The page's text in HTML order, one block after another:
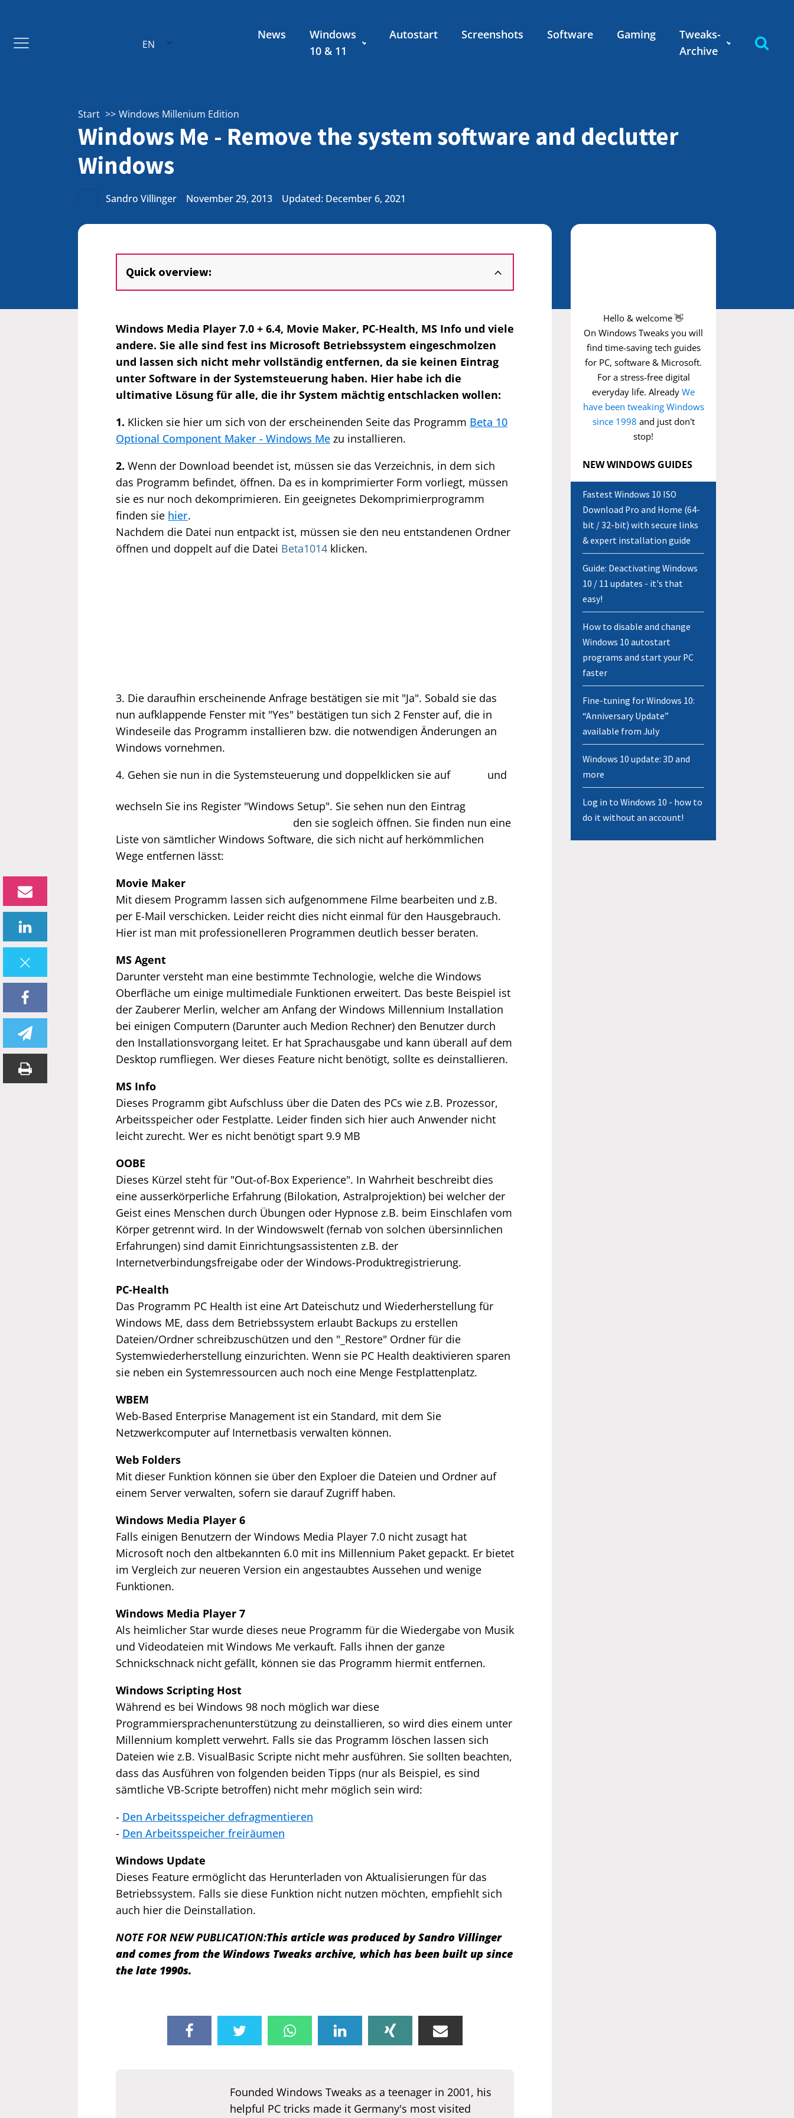
EN
News
Windows
10 & 11
Autostart Screenshots Software Gaming
Tweaks-
Archive
Start Windows Millenium Edition
Windows Me - Remove the system software and declutter
Windows
Sandro Villinger November 29, 2013 Updated: December 6, 2021
Quick overview:
Windows Media Player 7.0 + 6.4, Movie Maker, PC-Health, MS Info und viele
andere. Sie alle sind fest ins Microsoft Betriebssystem eingeschmolzen
und lassen sich nicht mehr vollständig entfernen, da sie keinen Eintrag
unter Software in der Systemsteuerung haben. Hier habe ich die
ultimative Lösung für alle, die ihr System mächtig entschlacken wollen:
1. Klicken sie hier um sich von der erscheinenden Seite das Programm Beta 10
Optional Component Maker - Windows Me zu installieren.
2. Wenn der Download beendet ist, müssen sie das Verzeichnis, in dem sich
das Programm befindet, öffnen. Da es in komprimierter Form vorliegt, müssen
sie es nur noch dekomprimieren. Ein geeignetes Dekomprimierprogramm
finden sie hier.
Nachdem die Datei nun entpackt ist, müssen sie den neu entstandenen Ordner
öffnen und doppelt auf die Datei Beta1014 klicken.
3. Die daraufhin erscheinende Anfrage bestätigen sie mit "Ja". Sobald sie das
nun aufklappende Fenster mit "Yes" bestätigen tun sich 2 Fenster auf, die in
Windeseile das Programm installieren bzw. die notwendigen Änderungen an
Windows vornehmen.
4. Gehen sie nun in die Systemsteuerung und doppelklicken sie auf
und
wechseln Sie ins Register "Windows Setup". Sie sehen nun den Eintrag
den sie sogleich öffnen. Sie finden nun eine
Liste von sämtlicher Windows Software, die sich nicht auf herkömmlichen
Wege entfernen lässt:
Movie Maker
Mit diesem Programm lassen sich aufgenommene Filme bearbeiten und z.B.
per E-Mail verschicken. Leider reicht dies nicht einmal für den Hausgebrauch.
Hier ist man mit professionelleren Programmen deutlich besser beraten.
MS Agent
Darunter versteht man eine bestimmte Technologie, welche die Windows
Oberfläche um einige multimediale Funktionen erweitert. Das beste Beispiel ist
der Zauberer Merlin, welcher am Anfang der Windows Millennium Installation
bei einigen Computern (Darunter auch Medion Rechner) den Benutzer durch
den Installationsvorgang leitet. Er hat Sprachausgabe und kann überall auf dem
Desktop rumfliegen. Wer dieses Feature nicht benötigt, sollte es deinstallieren.
MS Info
Dieses Programm gibt Aufschluss über die Daten des PCs wie z.B. Prozessor,
Arbeitsspeicher oder Festplatte. Leider finden sich hier auch Anwender nicht
leicht zurecht. Wer es nicht benötigt spart 9.9 MB
OOBE
Dieses Kürzel steht für "Out-of-Box Experience". In Wahrheit beschreibt dies
eine ausserkörperliche Erfahrung (Bilokation, Astralprojektion) bei welcher der
Geist eines Menschen durch Übungen oder Hypnose z.B. beim Einschlafen vom
Körper getrennt wird. In der Windowswelt (fernab von solchen übersinnlichen
Erfahrungen) sind damit Einrichtungsassistenten z.B. der
Internetverbindungsfreigabe oder der Windows-Produktregistrierung.
PC-Health
Das Programm PC Health ist eine Art Dateischutz und Wiederherstellung für
Windows ME, dass dem Betriebssystem erlaubt Backups zu erstellen
Dateien/Ordner schreibzuschützen und den "_Restore" Ordner für die
Systemwiederherstellung einzurichten. Wenn sie PC Health deaktivieren sparen
sie neben ein Systemressourcen auch noch eine Menge Festplattenplatz.
WBEM
Web-Based Enterprise Management ist ein Standard, mit dem Sie
Netzwerkcomputer auf Internetbasis verwalten können.
Web Folders
Mit dieser Funktion können sie über den Exploer die Dateien und Ordner auf
einem Server verwalten, sofern sie darauf Zugriff haben.
Windows Media Player 6
Falls einigen Benutzern der Windows Media Player 7.0 nicht zusagt hat
Microsoft noch den altbekannten 6.0 mit ins Millennium Paket gepackt. Er bietet
im Vergleich zur neueren Version ein angestaubtes Aussehen und wenige
Funktionen.
Windows Media Player 7
Als heimlicher Star wurde dieses neue Programm für die Wiedergabe von Musik
und Videodateien mit Windows Me verkauft. Falls ihnen der ganze
Schnickschnack nicht gefällt, können sie das Programm hiermit entfernen.
Windows Scripting Host
Während es bei Windows 98 noch möglich war diese
Programmiersprachenunterstützung zu deinstallieren, so wird dies einem unter
Millennium komplett verwehrt. Falls sie das Programm löschen lassen sich
Dateien wie z.B. VisualBasic Scripte nicht mehr ausführen. Sie sollten beachten,
dass das Ausführen von folgenden beiden Tipps (nur als Beispiel, es sind
sämtliche VB-Scripte betroffen) nicht mehr möglich sein wird:
- Den Arbeitsspeicher defragmentieren
- Den Arbeitsspeicher freiräumen
Windows Update
Dieses Feature ermöglicht das Herunterladen von Aktualisierungen für das
Betriebssystem. Falls sie diese Funktion nicht nutzen möchten, empfiehlt sich
auch hier die Deinstallation.
NOTE FOR NEW PUBLICATION:This article was produced by Sandro Villinger
and comes from the Windows Tweaks archive, which has been built up since
the late 1990s.
Founded Windows Tweaks as a teenager in 2001, his
helpful PC tricks made it Germany's most visited
Hello & welcome 👋
On Windows Tweaks you will
find time-saving tech guides
for PC, software & Microsoft.
For a stress-free digital
everyday life. Already We
have been tweaking Windows
since 1998 and just don't
stop!
NEW WINDOWS GUIDES
Fastest Windows 10 ISO
Download Pro and Home (64-
bit / 32-bit) with secure links
& expert installation guide
Guide: Deactivating Windows
10 / 11 updates - it's that
easy!
How to disable and change
Windows 10 autostart
programs and start your PC
faster
Fine-tuning for Windows 10:
“Anniversary Update”
available from July
Windows 10 update: 3D and
more
Log in to Windows 10 - how to
do it without an account!